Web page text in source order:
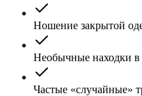
Ношение закрытой
Необычные находки в
Частые «случайные»